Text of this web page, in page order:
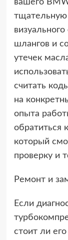
вашего
тщательную
шлангов и
утечек
считать
на
опыта
обратиться
который
проверку и
Ремонт и
Если
стоит ли